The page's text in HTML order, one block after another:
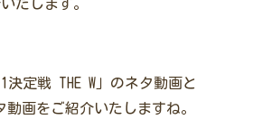
たします。
決定戦 THE W」のネタ動画と
画をご紹介いたしますね。